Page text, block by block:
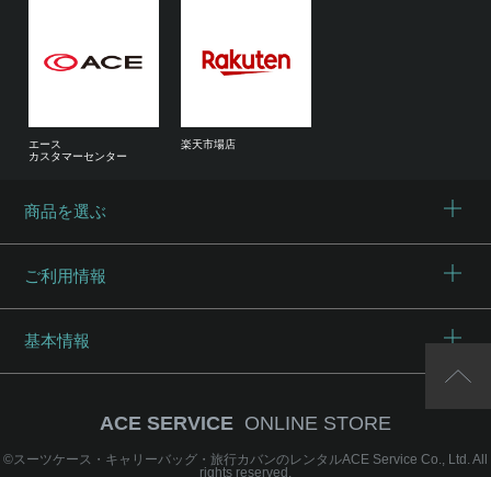
エース
カスタマーセンター
楽天市場店
商品を選ぶ
ご利用情報
基本情報
ACE SERVICE ONLINE STORE
©スーツケース・キャリーバッグ・旅行カバンのレンタルACE Service Co., Ltd. All
rights reserved.